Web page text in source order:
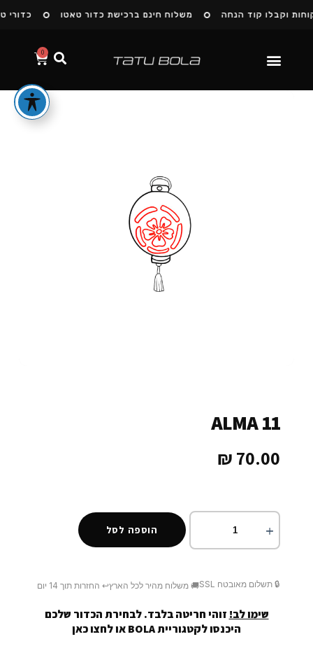
משלוח חינם ברכישת כדור טאטו כדורי וקבלו קוד הנחה
0
ALMA 11
70.00
₪
הוספה לסל
🔒 תשלום מאובטח SSL 🚚 משלוח מהיר לכל הארץ↩️ החזרות תוך 14 יום
שימו לב! זוהי חריטה בלבד. לבחירת הכדור שלכם
היכנסו לקטגוריית BOLA או
לחצו כאן